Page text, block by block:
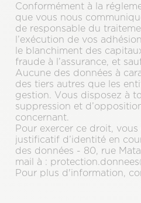
Conformément à la
que vous nous
de responsable du
l’exécution de vos
le blanchiment des
fraude à l’assurance, et
Aucune des données à
des tiers autres que les
gestion. Vous disposez à
suppression et
concernant.
Pour exercer ce droit,
justificatif d’identité en
des données - 80, rue
mail à :
Pour plus d'information,